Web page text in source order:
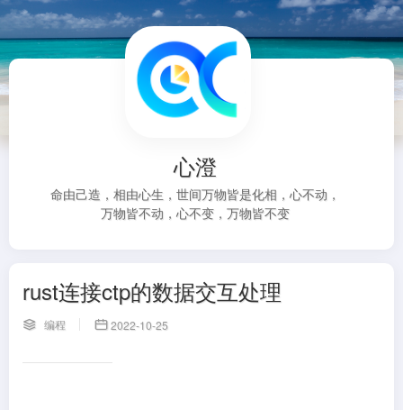
心澄
命由己造，相由心生，世间万物皆是化相，心不动，
万物皆不动，心不变，万物皆不变
rust连接ctp的数据交互处理
编程 2022-10-25